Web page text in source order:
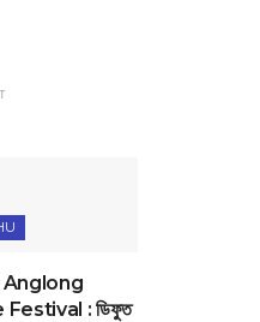
Anglong
Festival : ডিফুত